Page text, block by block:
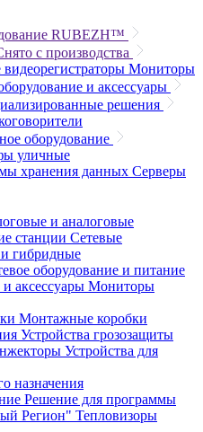
RUBEZH™
с производства
Мониторы
и аксессуары
решения
оборудование
уличные
хранения данных Серверы
и аналоговые
станции Сетевые
гибридные
оборудование и питание
аксессуары Мониторы
Монтажные коробки
Устройства грозозащиты
Устройства для
назначения
Решение для программы
Регион" Тепловизоры